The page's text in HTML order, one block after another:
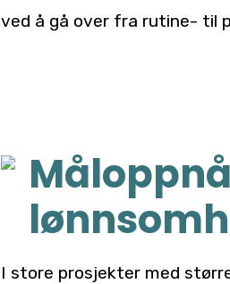
ved å gå over fra rutine- til
I store prosjekter med